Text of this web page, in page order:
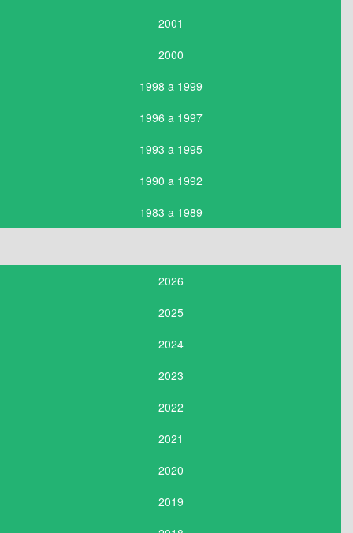
2001
2000
1998 a 1999
1996 a 1997
1993 a 1995
1990 a 1992
1983 a 1989
2026
2025
2024
2023
2022
2021
2020
2019